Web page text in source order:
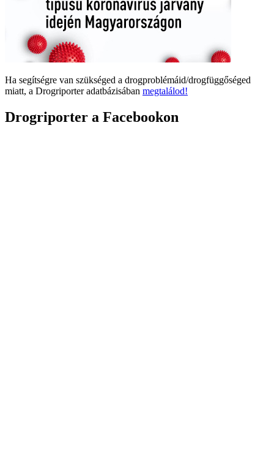
Ha segítségre van szükséged a drogproblémáid/drogfüggőséged
miatt, a Drogriporter adatbázisában megtalálod!
Drogriporter a Facebookon